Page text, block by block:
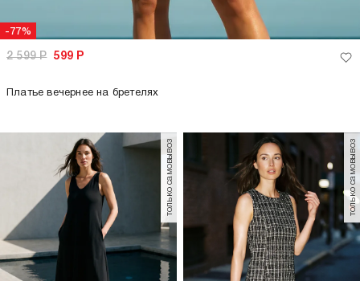
-77%
2 599Р 599 Р
Платье вечернее на бретелях
только самовывоз только самовывоз